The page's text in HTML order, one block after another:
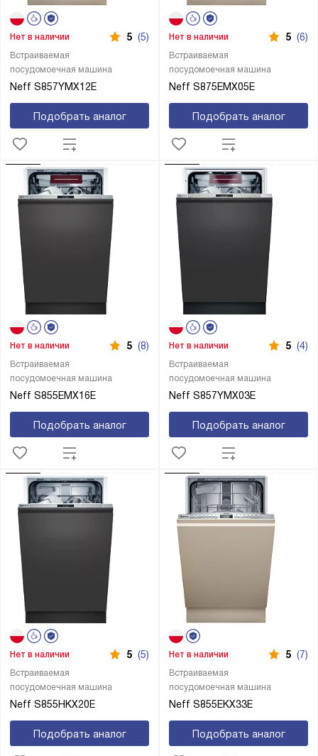
Встраиваемая
посудомоечная машина
Neff S857YMX12E
Нет в наличии 5 (5)
Подобрать аналог
Встраиваемая
посудомоечная машина
Neff S875EMX05E
Нет в наличии 5 (6)
Подобрать аналог
Встраиваемая
посудомоечная машина
Neff S855EMX16E
Нет в наличии 5 (8)
Подобрать аналог
Встраиваемая
посудомоечная машина
Neff S857YMX03E
Нет в наличии 5 (4)
Подобрать аналог
Встраиваемая
посудомоечная машина
Neff S855HKX20E
Нет в наличии 5 (5)
Подобрать аналог
Встраиваемая
посудомоечная машина
Neff S855EKX33E
Нет в наличии 5 (7)
Подобрать аналог